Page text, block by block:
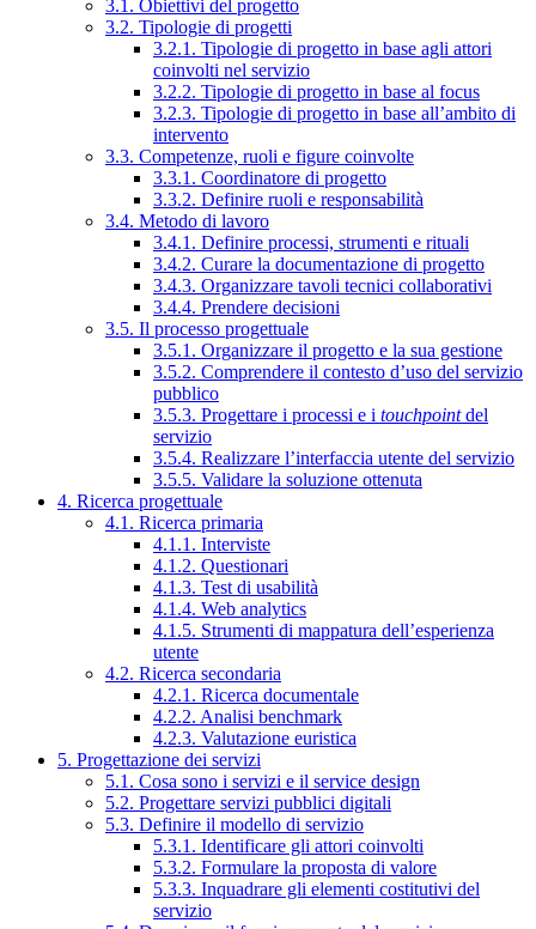
3.1. Obiettivi del progetto
3.2. Tipologie di progetti
3.2.1. Tipologie di progetto in base agli attori
coinvolti nel servizio
3.2.2. Tipologie di progetto in base al focus
3.2.3. Tipologie di progetto in base all’ambito di
intervento
3.3. Competenze, ruoli e figure coinvolte
3.3.1. Coordinatore di progetto
3.3.2. Definire ruoli e responsabilità
3.4. Metodo di lavoro
3.4.1. Definire processi, strumenti e rituali
3.4.2. Curare la documentazione di progetto
3.4.3. Organizzare tavoli tecnici collaborativi
3.4.4. Prendere decisioni
3.5. Il processo progettuale
3.5.1. Organizzare il progetto e la sua gestione
3.5.2. Comprendere il contesto d’uso del servizio
pubblico
3.5.3. Progettare i processi e i touchpointdel
servizio
3.5.4. Realizzare l’interfaccia utente del servizio
3.5.5. Validare la soluzione ottenuta
4. Ricerca progettuale
4.1. Ricerca primaria
4.1.1. Interviste
4.1.2. Questionari
4.1.3. Test di usabilità
4.1.4. Web analytics
4.1.5. Strumenti di mappatura dell’esperienza
utente
4.2. Ricerca secondaria
4.2.1. Ricerca documentale
4.2.2. Analisi benchmark
4.2.3. Valutazione euristica
5. Progettazione dei servizi
5.1. Cosa sono i servizi e il service design
5.2. Progettare servizi pubblici digitali
5.3. Definire il modello di servizio
5.3.1. Identificare gli attori coinvolti
5.3.2. Formulare la proposta di valore
5.3.3. Inquadrare gli elementi costitutivi del
servizio